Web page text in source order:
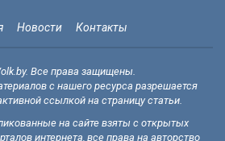
Новости Контакты
Все права защищены.
с нашего ресурса разрешается
ссылкой на страницу статьи.
на сайте взяты с открытых
интернета, все права на авторство